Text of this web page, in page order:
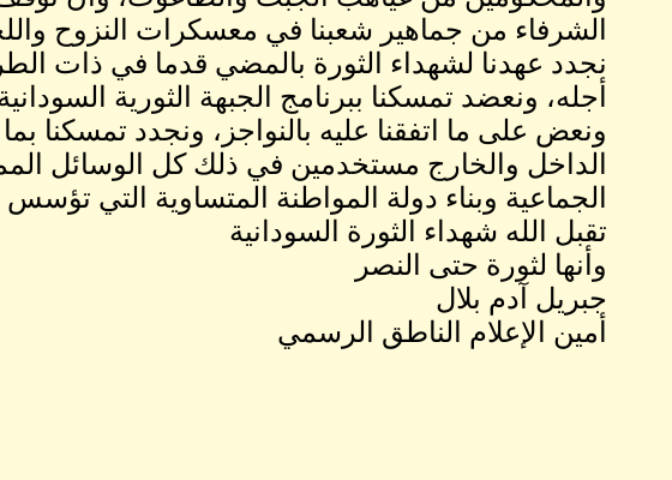
الشرفاء من جماهير شعبنا في معسكرات النزوح
نجدد عهدنا لشهداء الثورة بالمضي قدما في ذات
أجله، ونعضد تمسكنا ببرنامج الجبهة الثورية
ونعض على ما اتفقنا عليه بالنواجز، ونجدد تمسكنا
الداخل والخارج مستخدمين في ذلك كل الوسائل
الجماعية وبناء دولة المواطنة المتساوية التي تؤسس
تقبل الله شهداء الثورة السودانية
وأنها لثورة حتى النصر
جبريل آدم بلال
أمين الإعلام الناطق الرسمي